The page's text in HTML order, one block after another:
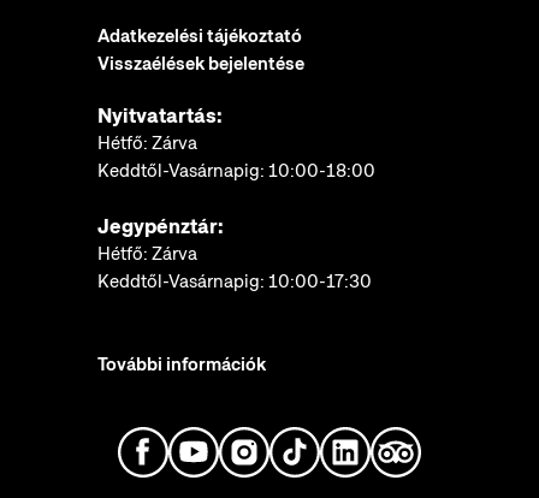
Adatkezelési tájékoztató
Visszaélések bejelentése
Nyitvatartás:
Hétfő: Zárva
Keddtől-Vasárnapig: 10:00-18:00
Jegypénztár:
Hétfő: Zárva
Keddtől-Vasárnapig: 10:00-17:30
További információk